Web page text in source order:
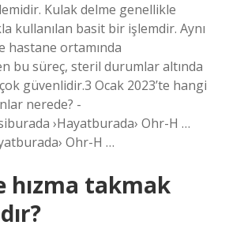
Kulak delme genellikle
kullanılan basit bir işlemdir. Aynı
hastane ortamında
bu süreç, steril durumlar altında
güvenlidir.3 Ocak 2023’te hangi
nerede? -
›Hayatburada› Ohr-H …
Ohr-H …
hızma takmak